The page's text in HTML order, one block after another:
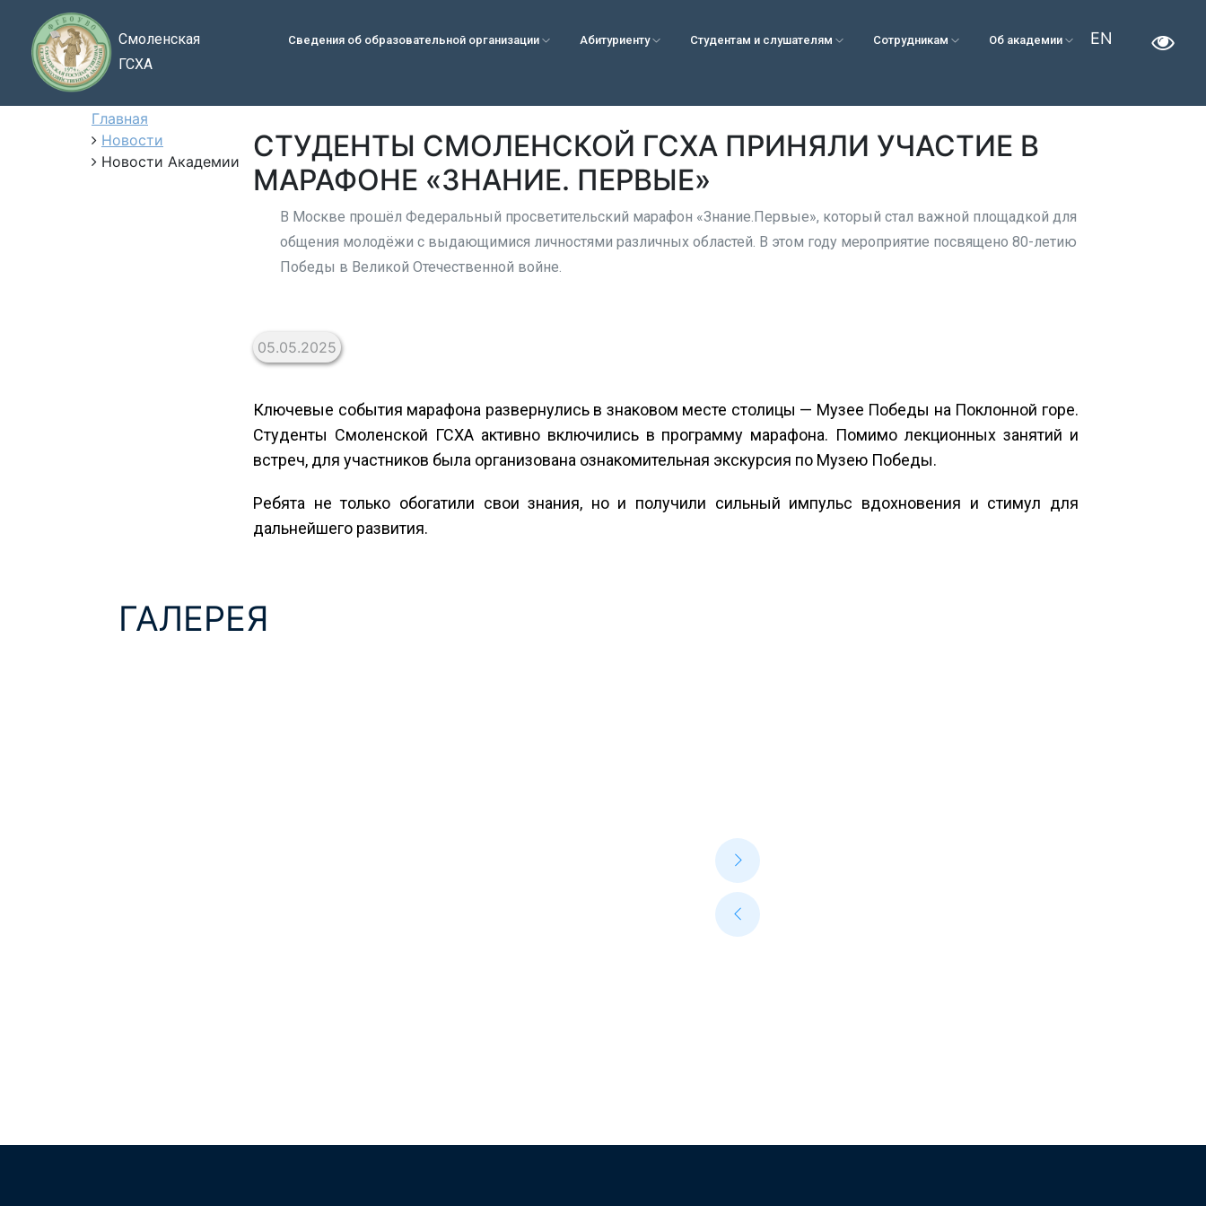
Смоленская
ГСХА
Сведения об образовательной организации Абитуриенту Студентам и слушателям Сотрудникам Об академии EN
Главная
Новости
Новости Академии
СТУДЕНТЫ СМОЛЕНСКОЙ ГСХА ПРИНЯЛИ УЧАСТИЕ В
МАРАФОНЕ «ЗНАНИЕ. ПЕРВЫЕ»
В Москве прошёл Федеральный просветительский марафон «Знание.Первые», который стал важной площадкой для
общения молодёжи с выдающимися личностями различных областей. В этом году мероприятие посвящено 80-летию
Победы в Великой Отечественной войне.
05.05.2025
Ключевые события марафона развернулись в знаковом месте столицы — Музее Победы на Поклонной горе.
Студенты Смоленской ГСХА активно включились в программу марафона. Помимо лекционных занятий и
встреч, для участников была организована ознакомительная экскурсия по Музею Победы.
Ребята не только обогатили свои знания, но и получили сильный импульс вдохновения и стимул для
дальнейшего развития.
ГАЛЕРЕЯ